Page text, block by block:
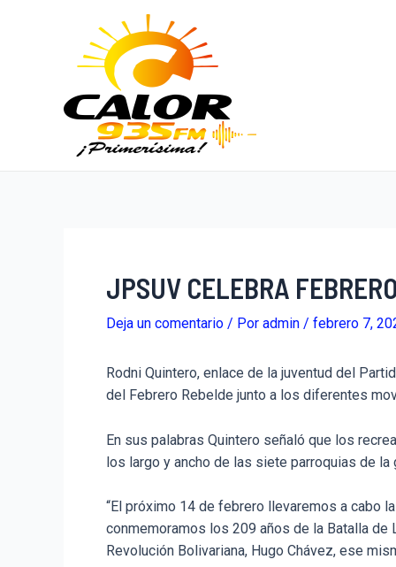
JPSUV CELEBRA
Deja un comentario / Por admin / febrero 7,
Rodni Quintero, enlace de la juventud del
del Febrero Rebelde junto a los diferentes
En sus palabras Quintero señaló que los
los largo y ancho de las siete parroquias de
“El próximo 14 de febrero llevaremos a cabo
conmemoramos los 209 años de la Batalla
Revolución Bolivariana, Hugo Chávez, ese